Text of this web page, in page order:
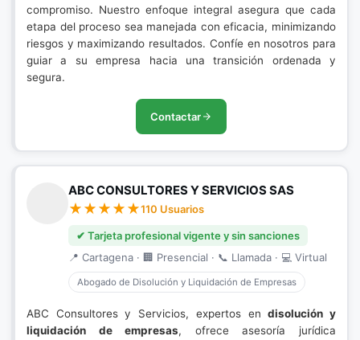
compromiso. Nuestro enfoque integral asegura que cada
etapa del proceso sea manejada con eficacia, minimizando
riesgos y maximizando resultados. Confíe en nosotros para
guiar a su empresa hacia una transición ordenada y
segura.
Contactar
ABC CONSULTORES Y SERVICIOS SAS
110 Usuarios
✔ Tarjeta profesional vigente y sin sanciones
📍 Cartagena · 🏢 Presencial · 📞 Llamada · 💻 Virtual
Abogado de Disolución y Liquidación de Empresas
ABC Consultores y Servicios, expertos endisolución y
liquidación de empresas, ofrece asesoría jurídica